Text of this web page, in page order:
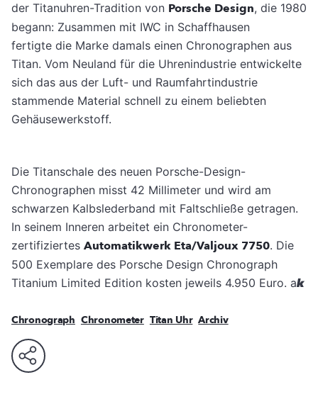
der Titanuhren-Tradition von Porsche Design, die 1980
begann: Zusammen mit IWC in Schaffhausen
fertigte die Marke damals einen Chronographen aus
Titan. Vom Neuland für die Uhrenindustrie entwickelte
sich das aus der Luft- und Raumfahrtindustrie
stammende Material schnell zu einem beliebten
Gehäusewerkstoff.
Die Titanschale des neuen Porsche-Design-
Chronographen misst 42 Millimeter und wird am
schwarzen Kalbslederband mit Faltschließe getragen.
In seinem Inneren arbeitet ein Chronometer-
zertifiziertes Automatikwerk Eta/Valjoux 7750. Die
500 Exemplare des Porsche Design Chronograph
Titanium Limited Edition kosten jeweils 4.950 Euro. ak
Chronograph Chronometer Titan Uhr Archiv